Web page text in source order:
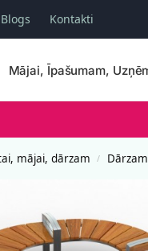
Blogs Kontakti
Mājai, Īpašumam,
mājai, dārzam /